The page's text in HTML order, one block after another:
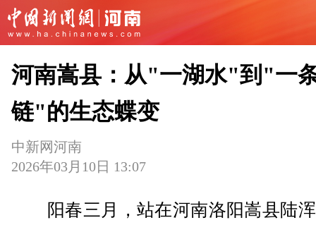
河南嵩县：从"一湖水"到"一
链"的生态蝶变
中新网河南
2026年03月10日 13:07
阳春三月，站在河南洛阳嵩县陆